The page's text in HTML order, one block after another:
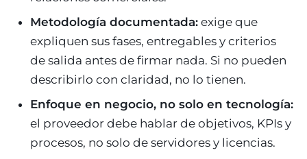
Metodología documentada: exige que
expliquen sus fases, entregables y criterios
de salida antes de firmar nada. Si no pueden
describirlo con claridad, no lo tienen.
Enfoque en negocio, no solo en tecnología:
el proveedor debe hablar de objetivos, KPIs y
procesos, no solo de servidores y licencias.